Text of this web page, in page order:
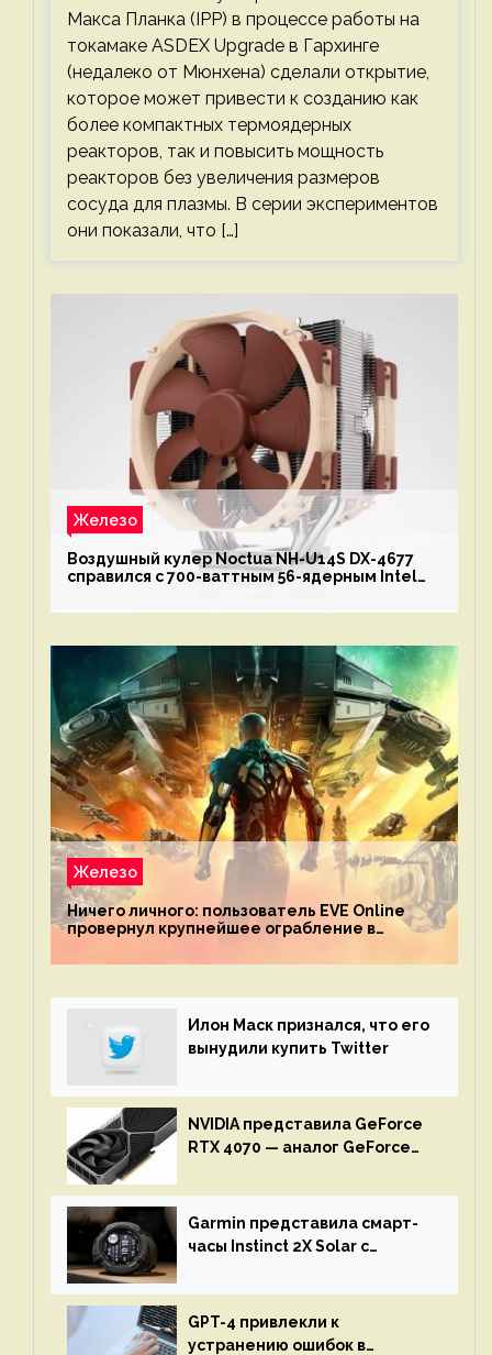
Макса Планка (IPP) в процессе работы на
токамаке ASDEX Upgrade в Гархинге
(недалеко от Мюнхена) сделали открытие,
которое может привести к созданию как
более компактных термоядерных
реакторов, так и повысить мощность
реакторов без увеличения размеров
сосуда для плазмы. В серии экспериментов
они показали, что […]
Железо
Воздушный кулер Noctua NH-U14S DX-4677
справился с 700-ваттным 56-ядерным Intel
Железо
Ничего личного: пользователь EVE Online
провернул крупнейшее ограбление в
механике
Илон Маск признался, что его
вынудили купить Twitter
NVIDIA представила GeForce
RTX 4070 — аналог GeForce
Garmin представила смарт-
часы Instinct 2X Solar с
GPT-4 привлекли к
устранению ошибок в